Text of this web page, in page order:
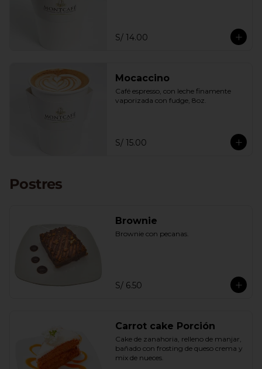
S/ 14.00
Mocaccino
Café espresso, con leche finamente
vaporizada con fudge, 8oz.
S/ 15.00
Postres
Brownie
Brownie con pecanas.
S/ 6.50
Carrot cake Porción
Cake de zanahoria, relleno de manjar,
bañado con frosting de queso crema y
mix de nueces.